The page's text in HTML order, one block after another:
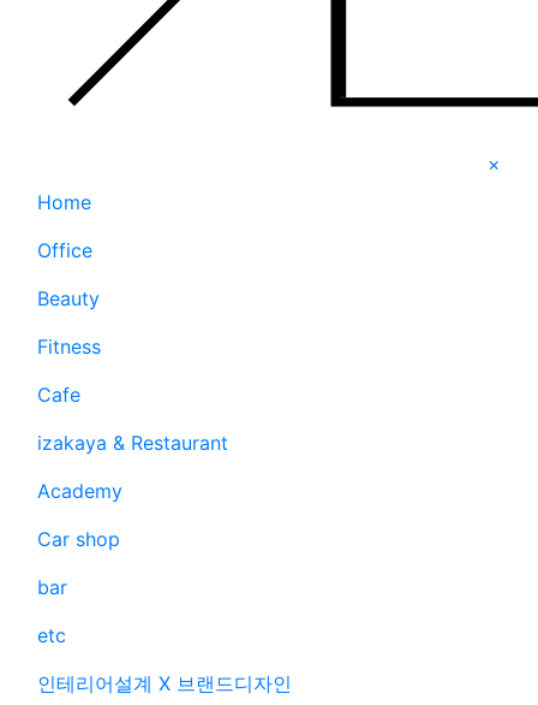
×
Home
Office
Beauty
Fitness
Cafe
izakaya & Restaurant
Academy
Car shop
bar
etc
인테리어설계 X 브랜드디자인